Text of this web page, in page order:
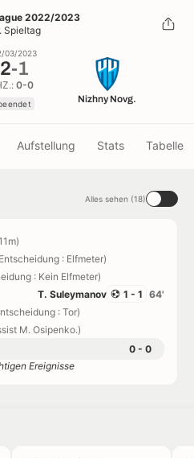
2-1 2022/2023
Spieltag
03/2023
2-1
0-0
Nizhny Novg.
Aufstellung Stats Tabelle
Alles sehen (18)
: Elfmeter)
: Kein Elfmeter)
64'
1 - 1
T. Suleymanov
: Tor)
M. Osipenko.)
0 - 0
Ereignisse